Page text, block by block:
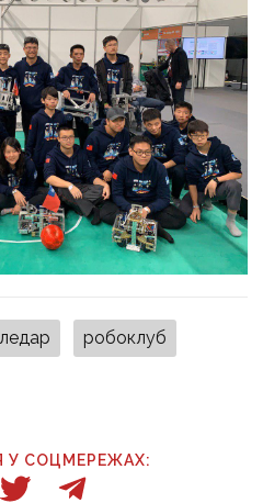
робоклуб
У СОЦМЕРЕЖАХ: